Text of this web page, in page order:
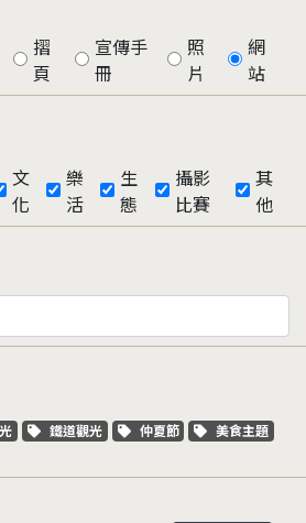
摺
頁
宣傳手
冊
照
片
網
站
文
化
樂
活
生
態
攝影
比賽
其
他
關鍵字標籤
鐵道觀光 關鍵字標籤
仲夏節 關鍵字標籤
美食主題